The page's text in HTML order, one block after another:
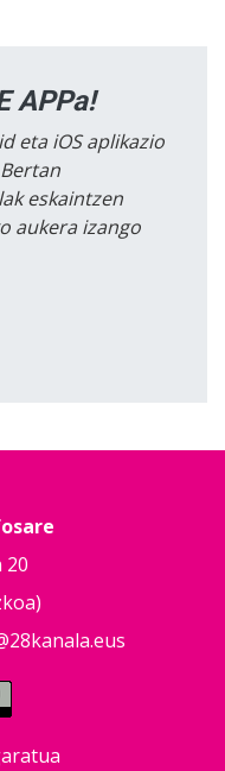
APPa!
eta iOS aplikazio
eskaintzen
aukera izango
20